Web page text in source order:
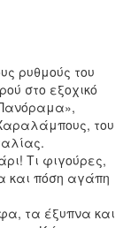
ρυθμούς του
στο εξοχικό
του
Τι φιγούρες,
και πόση αγάπη
τα έξυπνα και